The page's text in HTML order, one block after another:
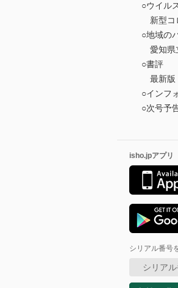
○ウイル
新型コ
○地域の
愛知県
○書評
最新版
○インフ
○次号予
isho.jpアプリ
シリアル番号
シリア